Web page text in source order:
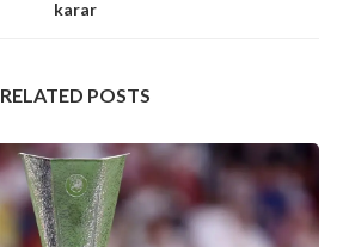
karar
RELATED POSTS